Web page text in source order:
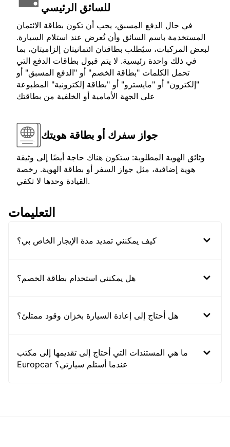
للسائق الرئيسي
في حال الدفع المسبق، يجب أن تكون بطاقة الائتمان
المستخدمة باسم السائق وأن تُعرض عند استلام السيارة.
لبعض المركبات، سيُطلب بطاقتان ائتمانيتان إلزاميتان، بما
في ذلك واحدة رئيسية. لا يتم قبول بطاقات الدفع التي
تحمل الكلمات "بطاقة الخصم" أو "الدفع المسبق" أو
"إلكترون" أو "مايسترو" أو "بطاقة إلكترونية" المطبوعة
على الجهة الأمامية أو الخلفية من بطاقتك
جواز سفرك أو بطاقة هويتك
وثائق الهوية المطلوبة: ستكون هناك حاجة أيضًا إلى وثيقة
هوية إضافية، مثل جواز السفر أو بطاقة الهوية. رخصة
القيادة وحدها لا تكفي.
التعليمات
كيف يمكنني تمديد مدة الإيجار الخاص بي؟
هل يمكنني استخدام بطاقة الخصم؟
هل أحتاج إلى إعادة السيارة بخزان وقود ممتلئ؟
ما هي المستندات التي أحتاج إلى تقديمها إلى مكتب
Europcar عندما أستلم سيارتي؟